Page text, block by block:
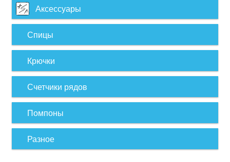
Аксессуары
Спицы
Крючки
Счетчики рядов
Помпоны
Разное